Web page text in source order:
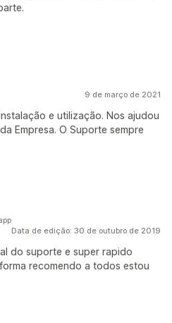
9 de março de 2021
e utilização. Nos ajudou
Empresa. O Suporte sempre
Data de edição: 30 de outubro de 2019
do suporte e super rapido
recomendo a todos estou